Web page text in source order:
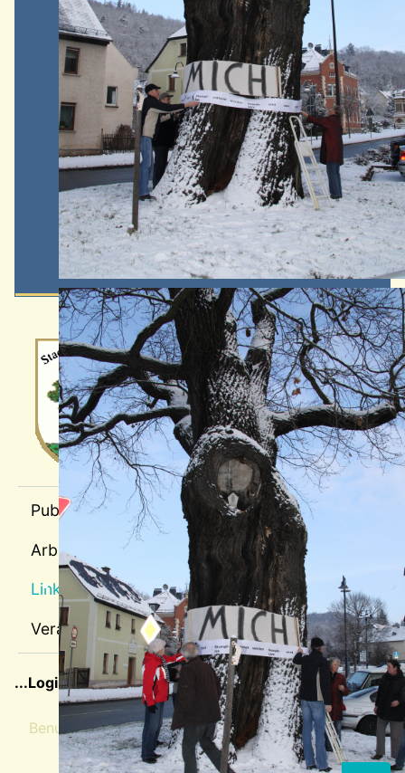
Wappen-a
Publikationen
Arbeitspläne
Links
Veranstaltungen
...Login für Mitglieder
Benutzername